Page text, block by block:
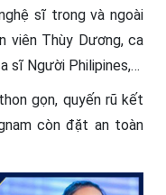
sĩ trong và ngoài
viên Thùy Dương, ca
sĩ Người Philipines,…
gọn, quyến rũ kết
còn đặt an toàn